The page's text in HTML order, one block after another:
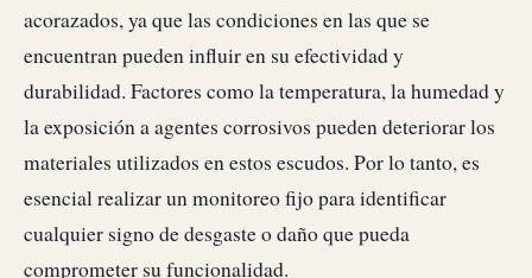
acorazados, ya que las condiciones en las que se
encuentran pueden influir en su efectividad y
durabilidad. Factores como la temperatura, la humedad y
la exposición a agentes corrosivos pueden deteriorar los
materiales utilizados en estos escudos. Por lo tanto, es
esencial realizar un monitoreo fijo para identificar
cualquier signo de desgaste o daño que pueda
comprometer su funcionalidad.